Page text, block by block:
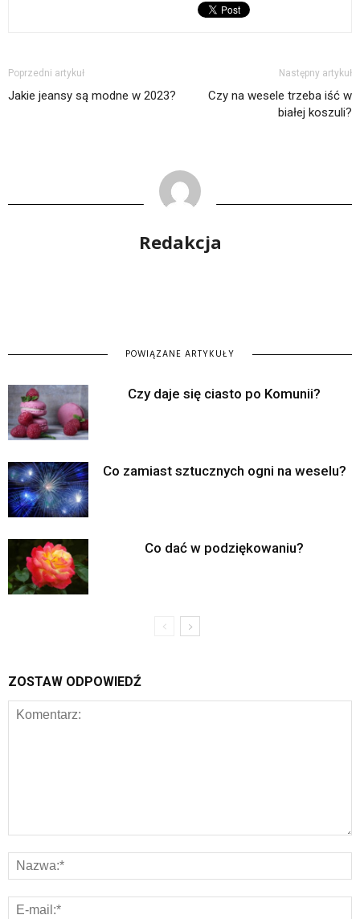
Poprzedni artykuł
Jakie jeansy są modne w 2023?
Następny artykuł
Czy na wesele trzeba iść w
białej koszuli?
Redakcja
POWIĄZANE ARTYKUŁY
Czy daje się ciasto po Komunii?
Co zamiast sztucznych ogni na weselu?
Co dać w podziękowaniu?
ZOSTAW ODPOWIEDŹ